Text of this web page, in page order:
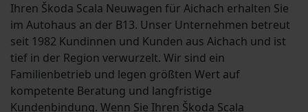
Ihren Škoda Scala Neuwagen für Aichach erhalten Sie
im Autohaus an der B13. Unser Unternehmen betreut
seit 1982 Kundinnen und Kunden aus Aichach und ist
tief in der Region verwurzelt. Wir sind ein
Familienbetrieb und legen größten Wert auf
kompetente Beratung und langfristige
Kundenbindung. Wenn Sie Ihren Škoda Scala